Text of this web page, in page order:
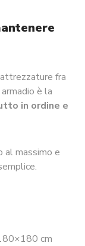
fra
è la
in ordine e
al massimo e
cm